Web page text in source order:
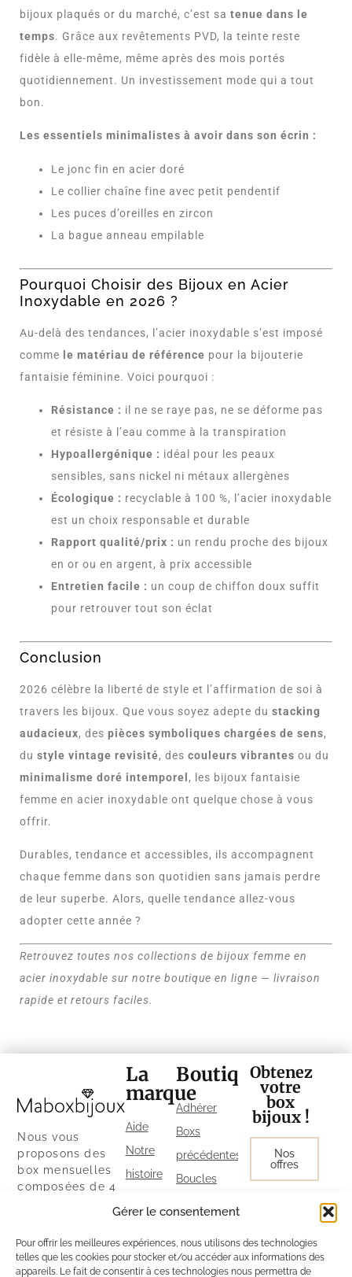
Gérer le consentement
Pour offrir les meilleures expériences, nous utilisons des technologies
telles que les cookies pour stocker et/ou accéder aux informations des
appareils. Le fait de consentir à ces technologies nous permettra de
bijoux plaqués or du marché, c’est sa tenue dans le
temps. Grâce aux revêtements PVD, la teinte reste
fidèle à elle-même, même après des mois portés
quotidiennement. Un investissement mode qui a tout
bon.
Les essentiels minimalistes à avoir dans son écrin :
Le jonc fin en acier doré
Le collier chaîne fine avec petit pendentif
Les puces d’oreilles en zircon
La bague anneau empilable
Pourquoi Choisir des Bijoux en Acier
Inoxydable en 2026 ?
Au-delà des tendances, l’acier inoxydable s’est imposé
comme le matériau de référence pour la bijouterie
fantaisie féminine. Voici pourquoi :
Résistance : il ne se raye pas, ne se déforme pas
et résiste à l’eau comme à la transpiration
Hypoallergénique : idéal pour les peaux
sensibles, sans nickel ni métaux allergènes
Écologique : recyclable à 100 %, l’acier inoxydable
est un choix responsable et durable
Rapport qualité/prix : un rendu proche des bijoux
en or ou en argent, à prix accessible
Entretien facile : un coup de chiffon doux suffit
pour retrouver tout son éclat
Conclusion
2026 célèbre la liberté de style et l’affirmation de soi à
travers les bijoux. Que vous soyez adepte du stacking
audacieux, des pièces symboliques chargées de sens,
du style vintage revisité, des couleurs vibrantes ou du
minimalisme doré intemporel , les bijoux fantaisie
femme en acier inoxydable ont quelque chose à vous
offrir.
Durables, tendance et accessibles, ils accompagnent
chaque femme dans son quotidien sans jamais perdre
de leur superbe. Alors, quelle tendance allez-vous
adopter cette année ?
Retrouvez toutes nos collections de bijoux femme en
acier inoxydable sur notre boutique en ligne — livraison
rapide et retours faciles.
Nous vous
proposons des
box mensuelles
composées de 4
Découvrez
également notre
boutique ainsi
La
marque
Aide
Notre
histoire
Parrainage
Politique
Boutique
Adhérer
Boxs
précédentes
Boucles
Bracelets
Bagues
Obtenez
votre
box
bijoux !
Nos
offres